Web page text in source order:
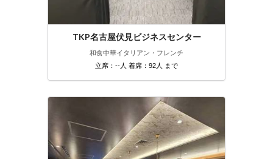
TKP名古屋伏見ビジネスセンター
和食中華イタリアン・フレンチ
立席：--人 着席：92人 まで